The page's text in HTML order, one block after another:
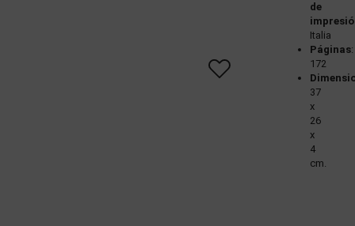
de
Italia
Páginas:
172
37
x
26
x
4
cm.